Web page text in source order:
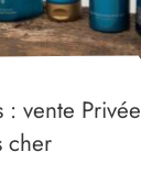
: vente
cher